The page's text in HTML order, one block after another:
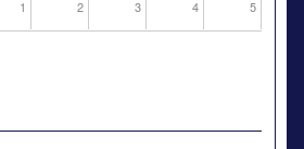
1 2 3 4 5